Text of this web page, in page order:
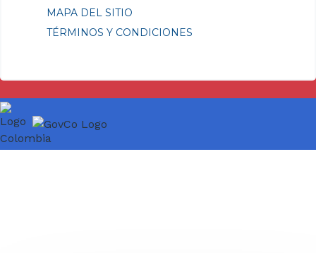
MAPA DEL SITIO
TÉRMINOS Y CONDICIONES